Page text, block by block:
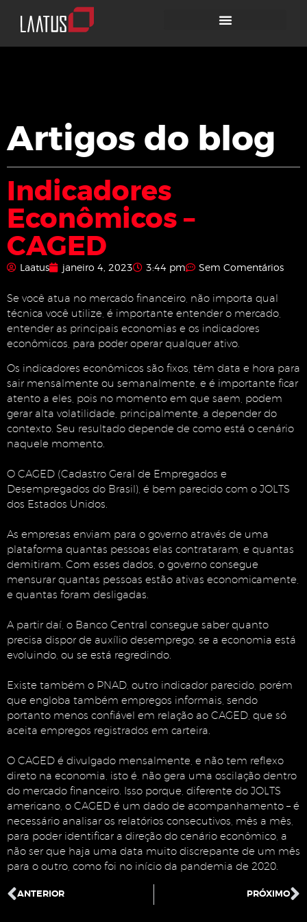
Artigos do blog
Indicadores
Econômicos –
CAGED
Laatus janeiro 4, 2023 3:44 pm Sem Comentários
Se você atua no mercado financeiro, não importa qual
técnica você utilize, é importante entender o mercado,
entender as principais economias e os indicadores
econômicos, para poder operar qualquer ativo.
Os indicadores econômicos são fixos, têm data e hora para
sair mensalmente ou semanalmente, e é importante ficar
atento a eles, pois no momento em que saem, podem
gerar alta volatilidade, principalmente, a depender do
contexto. Seu resultado depende de como está o cenário
naquele momento.
O CAGED (Cadastro Geral de Empregados e
Desempregados do Brasil), é bem parecido com o JOLTS
dos Estados Unidos.
As empresas enviam para o governo através de uma
plataforma quantas pessoas elas contrataram, e quantas
demitiram. Com esses dados, o governo consegue
mensurar quantas pessoas estão ativas economicamente,
e quantas foram desligadas.
A partir daí, o Banco Central consegue saber quanto
precisa dispor de auxílio desemprego, se a economia está
evoluindo, ou se está regredindo.
Existe também o PNAD, outro indicador parecido, porém
que engloba também empregos informais, sendo
portanto menos confiável em relação ao CAGED, que só
aceita empregos registrados em carteira.
O CAGED é divulgado mensalmente, e não tem reflexo
direto na economia, isto é, não gera uma oscilação dentro
do mercado financeiro. Isso porque, diferente do JOLTS
americano, o CAGED é um dado de acompanhamento – é
necessário analisar os relatórios consecutivos, mês a mês,
para poder identificar a direção do cenário econômico, a
não ser que haja uma data muito discrepante de um mês
para o outro, como foi no início da pandemia de 2020.
ANTERIOR PRÓXIMO